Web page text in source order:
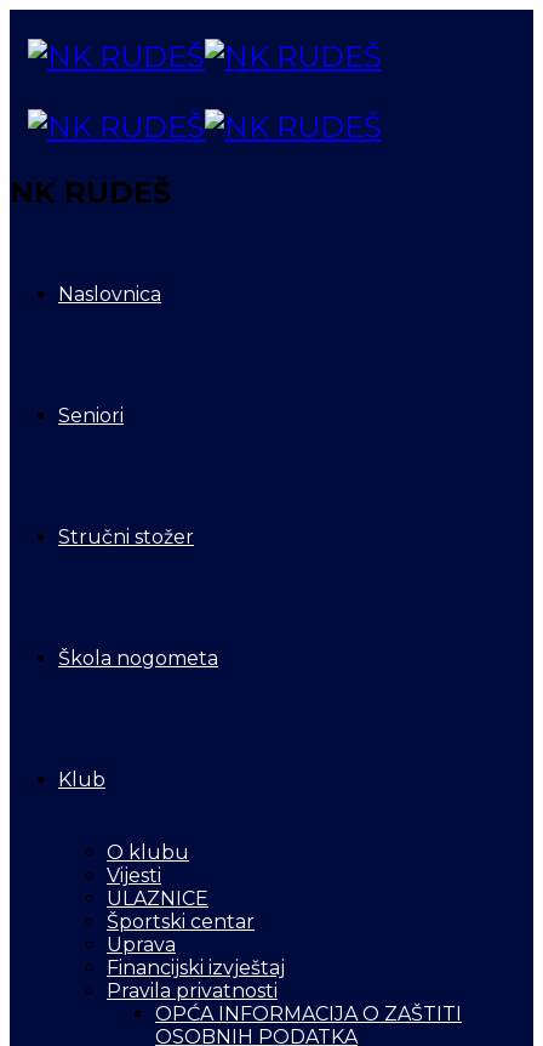
NK RUDEŠ
Naslovnica
Seniori
Stručni stožer
Škola nogometa
Klub
O klubu
Vijesti
ULAZNICE
Športski centar
Uprava
Financijski izvještaj
Pravila privatnosti
OPĆA INFORMACIJA O ZAŠTITI
OSOBNIH PODATKA